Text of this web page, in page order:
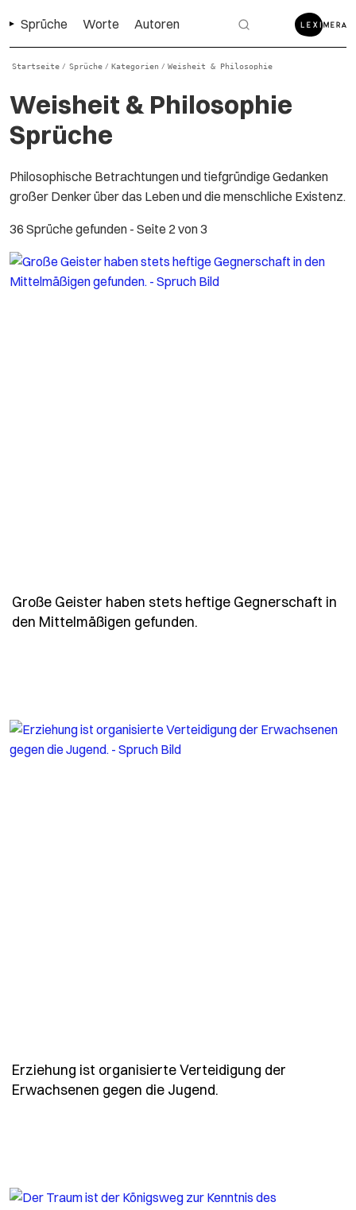
Sprüche Worte Autoren
Startseite / Sprüche / Kategorien / Weisheit & Philosophie
Weisheit & Philosophie
Sprüche
Philosophische Betrachtungen und tiefgründige Gedanken
großer Denker über das Leben und die menschliche Existenz.
36 Sprüche gefunden - Seite 2 von 3
Große Geister haben stets heftige Gegnerschaft in
den Mittelmäßigen gefunden.
Erziehung ist organisierte Verteidigung der
Erwachsenen gegen die Jugend.